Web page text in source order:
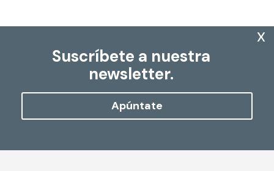
Suscríbete a nuestra
newsletter.
Apúntate
x